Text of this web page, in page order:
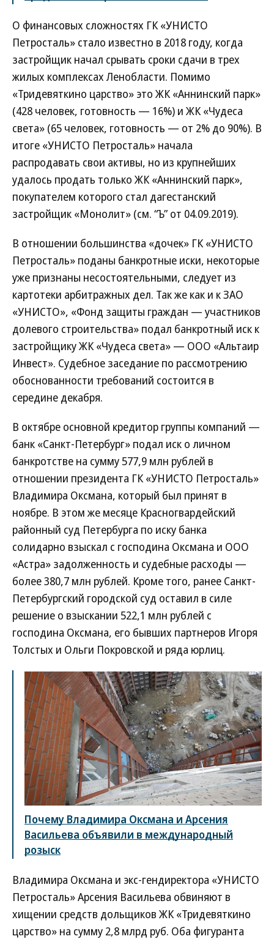
О финансовых сложностях ГК «УНИСТО
Петросталь» стало известно в 2018 году, когда
застройщик начал срывать сроки сдачи в трех
жилых комплексах Ленобласти. Помимо
«Тридевяткино царство» это ЖК «Аннинский парк»
(428 человек, готовность — 16%) и ЖК «Чудеса
света» (65 человек, готовность — от 2% до 90%). В
итоге «УНИСТО Петросталь» начала
распродавать свои активы, но из крупнейших
удалось продать только ЖК «Аннинский парк»,
покупателем которого стал дагестанский
застройщик «Монолит» (см. “Ъ” от 04.09.2019).
В отношении большинства «дочек» ГК «УНИСТО
Петросталь» поданы банкротные иски, некоторые
уже признаны несостоятельными, следует из
картотеки арбитражных дел. Так же как и к ЗАО
«УНИСТО», «Фонд защиты граждан — участников
долевого строительства» подал банкротный иск к
застройщику ЖК «Чудеса света» — ООО «Альтаир
Инвест». Судебное заседание по рассмотрению
обоснованности требований состоится в
середине декабря.
В октябре основной кредитор группы компаний —
банк «Санкт-Петербург» подал иск о личном
банкротстве на сумму 577,9 млн рублей в
отношении президента ГК «УНИСТО Петросталь»
Владимира Оксмана, который был принят в
ноябре. В этом же месяце Красногвардейский
районный суд Петербурга по иску банка
солидарно взыскал с господина Оксмана и ООО
«Астра» задолженность и судебные расходы —
более 380,7 млн рублей. Кроме того, ранее Санкт-
Петербургский городской суд оставил в силе
решение о взыскании 522,1 млн рублей с
господина Оксмана, его бывших партнеров Игоря
Толстых и Ольги Покровской и ряда юрлиц.
Почему Владимира Оксмана и Арсения
Васильева объявили в международный
розыск
Владимира Оксмана и экс-гендиректора «УНИСТО
Петросталь» Арсения Васильева обвиняют в
хищении средств дольщиков ЖК «Тридевяткино
царство» на сумму 2,8 млрд руб. Оба фигуранта